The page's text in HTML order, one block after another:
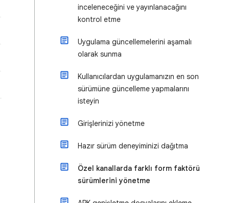
inceleneceğini ve yayınlanacağını
kontrol etme
Uygulama güncellemelerini aşamalı
olarak sunma
Kullanıcılardan uygulamanızın en son
sürümüne güncelleme yapmalarını
isteyin
Girişlerinizi yönetme
Hazır sürüm deneyiminizi dağıtma
Özel kanallarda farklı form faktörü
sürümlerini yönetme